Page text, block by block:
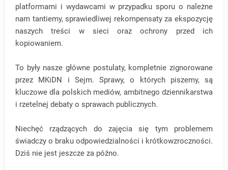
platformami i wydawcami w przypadku sporu o należne
nam tantiemy, sprawiedliwej rekompensaty za ekspozycję
naszych treści w sieci oraz ochrony przed ich
kopiowaniem.
To były nasze główne postulaty, kompletnie zignorowane
przez MKiDN i Sejm. Sprawy, o których piszemy, są
kluczowe dla polskich mediów, ambitnego dziennikarstwa
i rzetelnej debaty o sprawach publicznych.
Niechęć rządzących do zajęcia się tym problemem
świadczy o braku odpowiedzialności i krótkowzroczności.
Dziś nie jest jeszcze za późno.